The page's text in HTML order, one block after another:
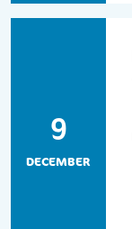
9
DECEMBER